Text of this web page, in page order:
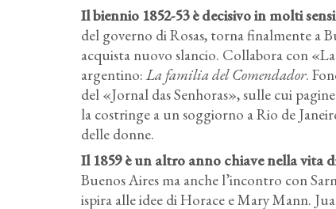
Il biennio 1852-53 è decisivo in molti
del governo di Rosas, torna finalmente a
acquista nuovo slancio. Collabora con
argentino: La familia del Comendador.
del «Jornal das Senhoras», sulle cui
la costringe a un soggiorno a Rio de
delle donne.
Il 1859 è un altro anno chiave nella vita
Buenos Aires ma anche l’incontro con
ispira alle idee di Horace e Mary Mann.